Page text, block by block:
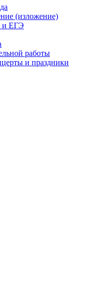
(изложение)
и ЕГЭ
работы
и праздники